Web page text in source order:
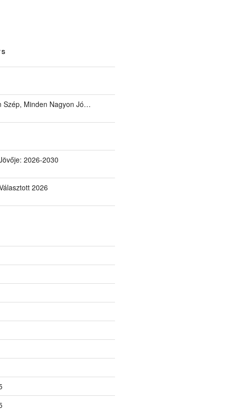
Szép, Minden Nagyon Jó…
2026-2030
2026